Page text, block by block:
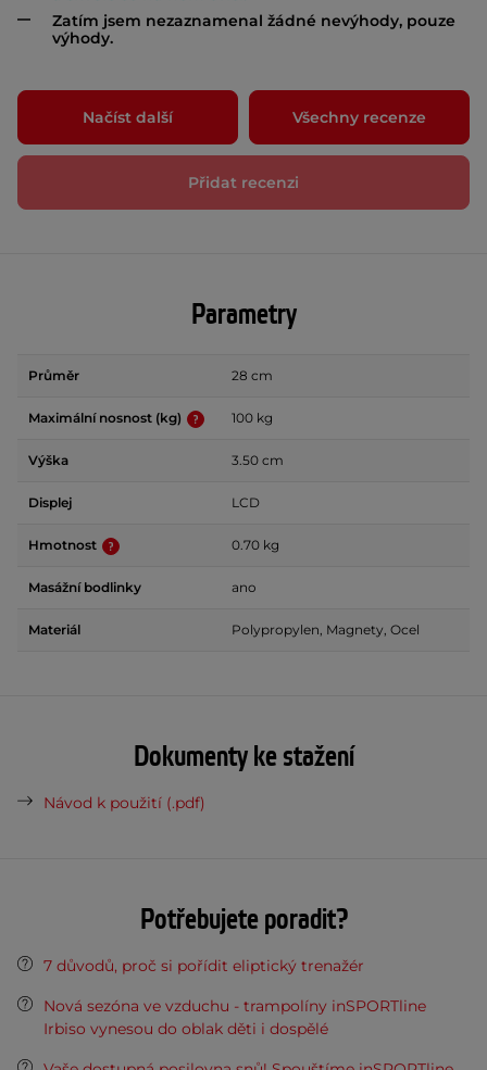
Zatím jsem nezaznamenal žádné nevýhody, pouze
výhody.
Načíst další Všechny recenze
Přidat recenzi
Parametry
Průměr 28 cm
Maximální nosnost (kg) 100 kg
Výška 3.50 cm
Displej LCD
Hmotnost 0.70 kg
Masážní bodlinky ano
Materiál Polypropylen, Magnety, Ocel
Dokumenty ke stažení
Návod k použití (.pdf)
Potřebujete poradit?
7 důvodů, proč si pořídit eliptický trenažér
Nová sezóna ve vzduchu - trampolíny inSPORTline
Irbiso vynesou do oblak děti i dospělé